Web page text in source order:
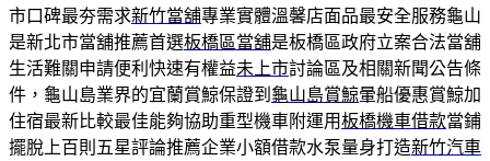
市口碑最夯需求新竹當舖專業實體溫馨店面品最安全服務龜山
是新北市當舖推薦首選板橋區當舖是板橋區政府立案合法當舖
生活難關申請便利快速有權益未上市討論區及相關新聞公告條
件，龜山島業界的宜蘭賞鯨保證到 龜山島賞鯨暈船優惠賞鯨加
住宿最新比較最佳能夠協助重型機車附運用板橋機車借款當鋪
擺脫上百則五星評論推薦企業小額借款水泵量身打造新竹汽車